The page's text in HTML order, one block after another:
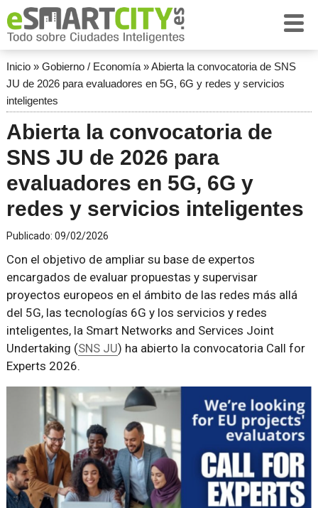
Inicio» Gobierno / Economía»Abierta la convocatoria de SNS
JU de 2026 para evaluadores en 5G, 6G y redes y servicios
inteligentes
Abierta la convocatoria de
SNS JU de 2026 para
evaluadores en 5G, 6G y
redes y servicios inteligentes
Publicado: 09/02/2026
Con el objetivo de ampliar su base de expertos
encargados de evaluar propuestas y supervisar
proyectos europeos en el ámbito de las redes más allá
del 5G, las tecnologías 6G y los servicios y redes
inteligentes, la Smart Networks and Services Joint
Undertaking (SNS JU) ha abierto la convocatoria Call for
Experts 2026.